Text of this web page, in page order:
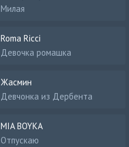
Милая
Roma Ricci
Девочка ромашка
Жасмин
Девчонка из Дербента
MIA BOYKA
Отпускаю